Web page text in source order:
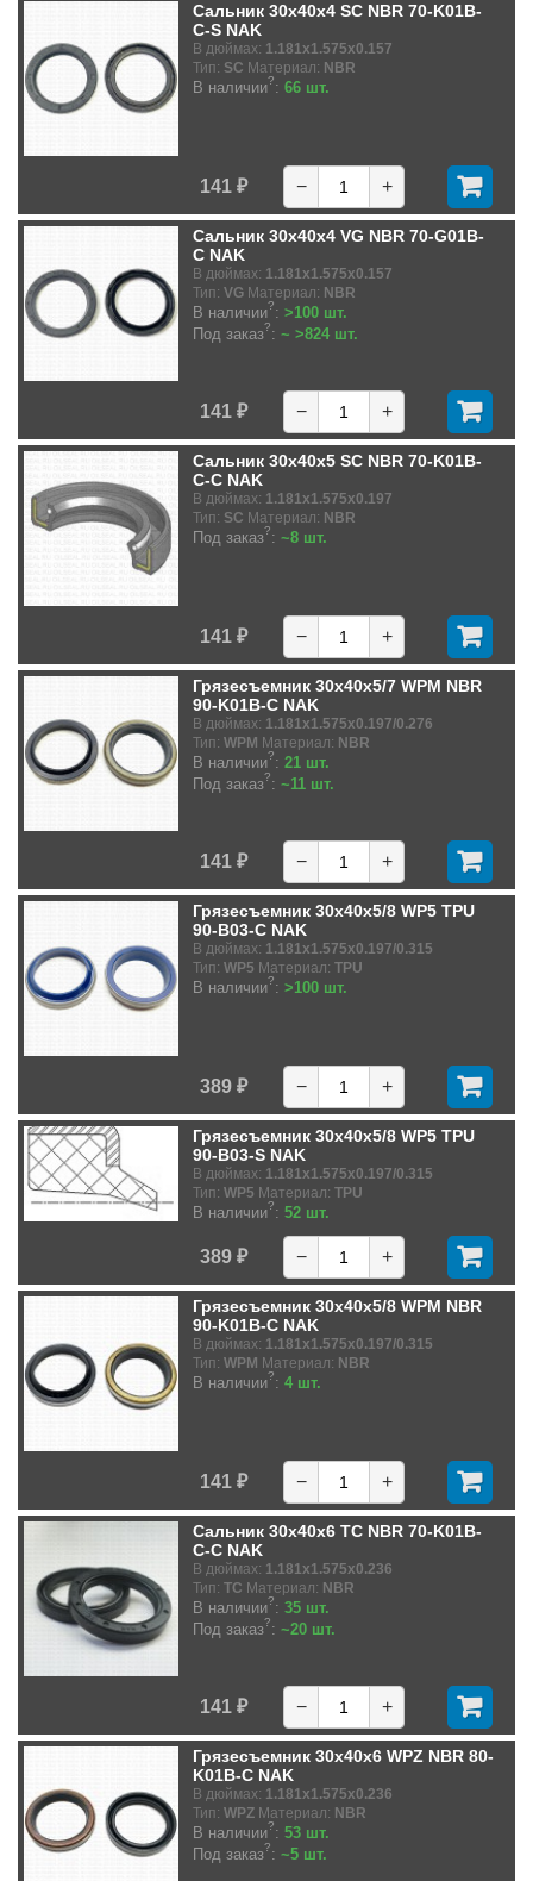
Сальник 30x40x4 SC NBR 70-K01B-
C-S NAK
В дюймах: 1.181x1.575x0.157
Тип: SC Материал: NBR
В наличии?: 66 шт.
141 ₽ − +
Сальник 30x40x4 VG NBR 70-G01B-
C NAK
В дюймах: 1.181x1.575x0.157
Тип: VG Материал: NBR
В наличии?: >100 шт.
Под заказ?: ~ >824 шт.
141 ₽ − +
Сальник 30x40x5 SC NBR 70-K01B-
C-C NAK
В дюймах: 1.181x1.575x0.197
Тип: SC Материал: NBR
Под заказ?: ~8 шт.
141 ₽ − +
Грязесъемник 30x40x5/7 WPM NBR
90-K01B-C NAK
В дюймах: 1.181x1.575x0.197/0.276
Тип: WPM Материал: NBR
В наличии?: 21 шт.
Под заказ?: ~11 шт.
141 ₽ − +
Грязесъемник 30x40x5/8 WP5 TPU
90-B03-C NAK
В дюймах: 1.181x1.575x0.197/0.315
Тип: WP5 Материал: TPU
В наличии?: >100 шт.
389 ₽ − +
Грязесъемник 30x40x5/8 WP5 TPU
90-B03-S NAK
В дюймах: 1.181x1.575x0.197/0.315
Тип: WP5 Материал: TPU
В наличии?: 52 шт.
389 ₽ − +
Грязесъемник 30x40x5/8 WPM NBR
90-K01B-C NAK
В дюймах: 1.181x1.575x0.197/0.315
Тип: WPM Материал: NBR
В наличии?: 4 шт.
141 ₽ − +
Сальник 30x40x6 TC NBR 70-K01B-
C-C NAK
В дюймах: 1.181x1.575x0.236
Тип: TC Материал: NBR
В наличии?: 35 шт.
Под заказ?: ~20 шт.
141 ₽ − +
Грязесъемник 30x40x6 WPZ NBR 80-
K01B-C NAK
В дюймах: 1.181x1.575x0.236
Тип: WPZ Материал: NBR
В наличии?: 53 шт.
Под заказ?: ~5 шт.